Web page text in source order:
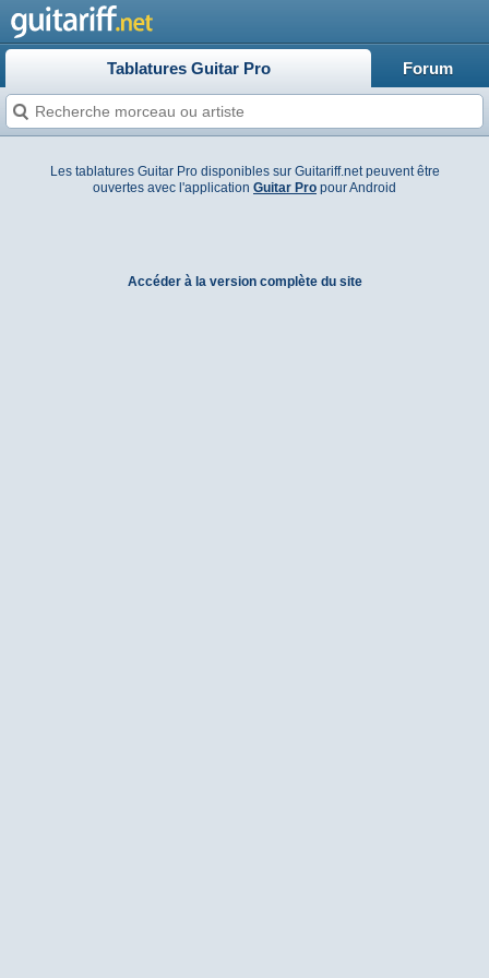
Tablatures Guitar Pro Forum
Les tablatures Guitar Pro disponibles sur Guitariff.net peuvent être
ouvertes avec l'application Guitar Pro pour Android
Accéder à la version complète du site